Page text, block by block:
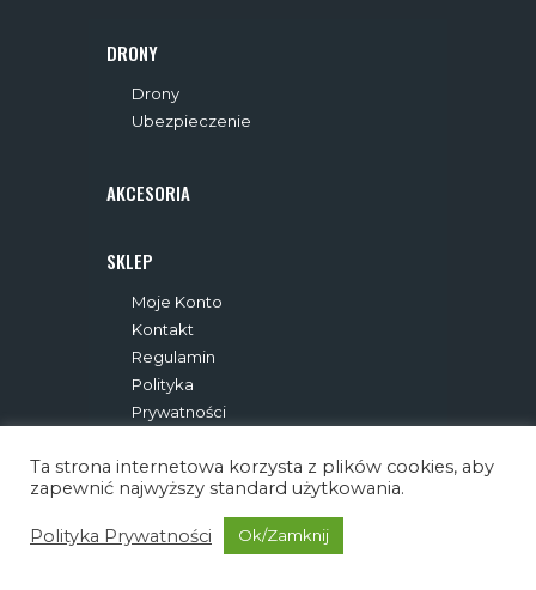
DRONY
Drony
Ubezpieczenie
AKCESORIA
SKLEP
Moje Konto
Kontakt
Regulamin
Polityka
Prywatności
Droneszop © 2026. All rights reserved.
Ta strona internetowa korzysta z plików cookies, aby
zapewnić najwyższy standard użytkowania.
Polityka Prywatności Ok/Zamknij